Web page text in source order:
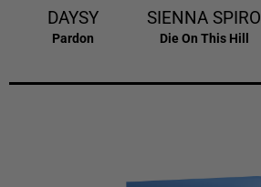
DAYSY
Pardon
SIENNA SPIRO
Die On This Hill